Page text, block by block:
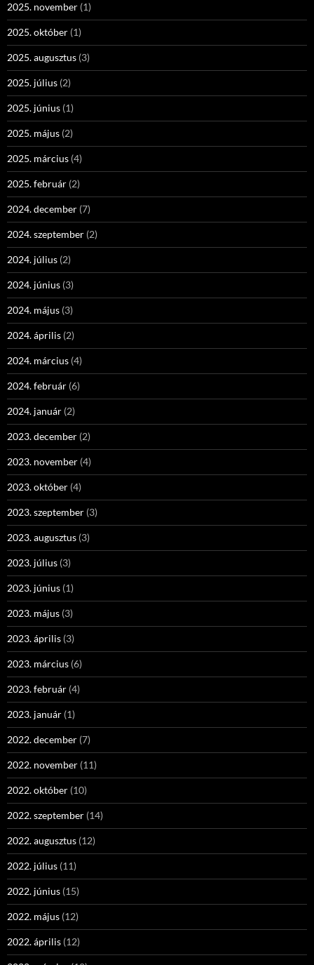
2025. november (1)
2025. október (1)
2025. augusztus (3)
2025. július (2)
2025. június (1)
2025. május (2)
2025. március (4)
2025. február (2)
2024. december (7)
2024. szeptember (2)
2024. július (2)
2024. június (3)
2024. május (3)
2024. április (2)
2024. március (4)
2024. február (6)
2024. január (2)
2023. december (2)
2023. november (4)
2023. október (4)
2023. szeptember (3)
2023. augusztus (3)
2023. július (3)
2023. június (1)
2023. május (3)
2023. április (3)
2023. március (6)
2023. február (4)
2023. január (1)
2022. december (7)
2022. november (11)
2022. október (10)
2022. szeptember (14)
2022. augusztus (12)
2022. július (11)
2022. június (15)
2022. május (12)
2022. április (12)